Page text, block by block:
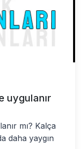
uygulanır
mı? Kalça
daha yaygın